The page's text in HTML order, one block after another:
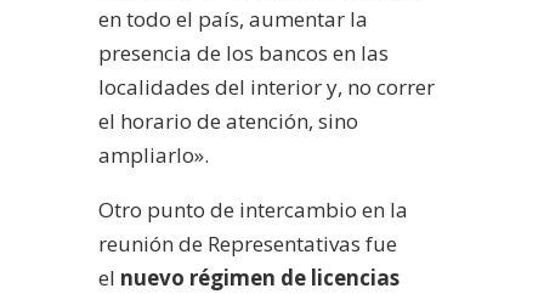
en todo el país, aumentar la
presencia de los bancos en las
localidades del interior y, no correr
el horario de atención, sino
ampliarlo».
Otro punto de intercambio en la
reunión de Representativas fue
el nuevo régimen de licencias